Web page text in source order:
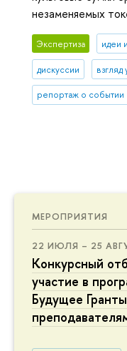
МЕРОПРИЯТИЯ
22 ИЮЛЯ – 25
Конкурсный
участие в
Будущее Гранты
незаменяемых
Экспертиза идеи
дискуссии взгляд
репортаж о событии